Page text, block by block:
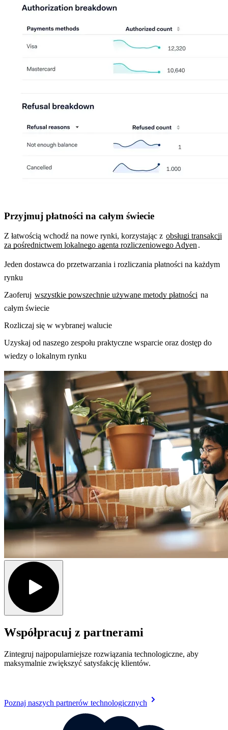
Przyjmuj płatności na całym świecie
Z łatwością wchodź na nowe rynki, korzystając z obsługi transakcji
za pośrednictwem lokalnego agenta rozliczeniowego Adyen .
Jeden dostawca do przetwarzania i rozliczania płatności na każdym
rynku
Zaoferuj wszystkie powszechnie używane metody płatności na
całym świecie
Rozliczaj się w wybranej walucie
Uzyskaj od naszego zespołu praktyczne wsparcie oraz dostęp do
wiedzy o lokalnym rynku
Współpracuj z partnerami
Zintegruj najpopularniejsze rozwiązania technologiczne, aby
maksymalnie zwiększyć satysfakcję klientów.
Poznaj naszych partnerów technologicznych